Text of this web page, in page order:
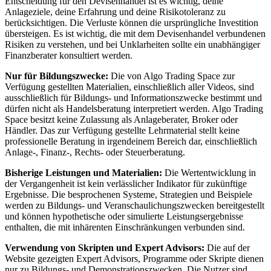
Anlageziele, deine Erfahrung und deine Risikotoleranz zu
berücksichtigen. Die Verluste können die ursprüngliche Investition
übersteigen. Es ist wichtig, die mit dem Devisenhandel verbundenen
Risiken zu verstehen, und bei Unklarheiten sollte ein unabhängiger
Finanzberater konsultiert werden.
Nur für Bildungszwecke: Die von Algo Trading Space zur
Verfügung gestellten Materialien, einschließlich aller Videos, sind
ausschließlich für Bildungs- und Informationszwecke bestimmt und
dürfen nicht als Handelsberatung interpretiert werden. Algo Trading
Space besitzt keine Zulassung als Anlageberater, Broker oder
Händler. Das zur Verfügung gestellte Lehrmaterial stellt keine
professionelle Beratung in irgendeinem Bereich dar, einschließlich
Anlage-, Finanz-, Rechts- oder Steuerberatung.
Bisherige Leistungen und Materialien: Die Wertentwicklung in
der Vergangenheit ist kein verlässlicher Indikator für zukünftige
Ergebnisse. Die besprochenen Systeme, Strategien und Beispiele
werden zu Bildungs- und Veranschaulichungszwecken bereitgestellt
und können hypothetische oder simulierte Leistungsergebnisse
enthalten, die mit inhärenten Einschränkungen verbunden sind.
Verwendung von Skripten und Expert Advisors: Die auf der
Website gezeigten Expert Advisors, Programme oder Skripte dienen